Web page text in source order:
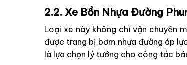
2.2. Xe Bồn Nhựa Đường
Loại xe này không chỉ vận chuyển
được trang bị bơm nhựa đường áp
là lựa chọn lý tưởng cho công tác